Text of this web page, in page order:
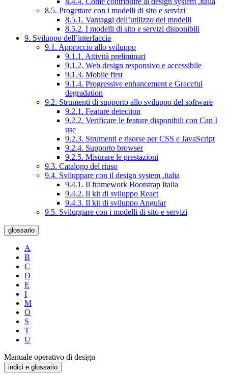
8.5. Progettare con i modelli di sito e servizi
8.5.1. Vantaggi dell’utilizzo dei modelli
8.5.2. I modelli di sito e servizi disponibili
9. Sviluppo dell’interfaccia
9.1. Approccio allo sviluppo
9.1.1. Attività preliminari
9.1.2. Web design responsivo e accessibile
9.1.3. Mobile first
9.1.4. Progressive enhancement e Graceful
degradation
9.2. Strumenti di supporto allo sviluppo del software
9.2.1. Feature detection
9.2.2. Verificare le feature disponibili con Can I
use
9.2.3. Strumenti e risorse per CSS e JavaScript
9.2.4. Supporto browser
9.2.5. Misurare le prestazioni
9.3. Catalogo del riuso
9.4. Sviluppare con il design system .italia
9.4.1. Il framework Bootstrap Italia
9.4.2. Il kit di sviluppo React
9.4.3. Il kit di sviluppo Angular
9.5. Sviluppare con i modelli di sito e servizi
glossario
A
B
C
D
E
I
M
O
S
T
U
Manuale operativo di design
indici e glossario